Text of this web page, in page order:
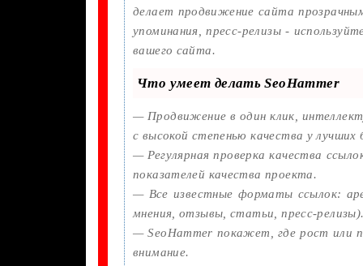
делает продвижение сайта
упоминания, пресс-релизы -
вашего сайта.
Что умеет делать SeoHammer
— Продвижение в один клик,
с высокой степенью качества у
— Регулярная проверка качества
показателей качества проекта.
— Все известные форматы ссылок:
мнения, отзывы, статьи, пресс-
— SeoHammer покажет, где рост или
внимание.